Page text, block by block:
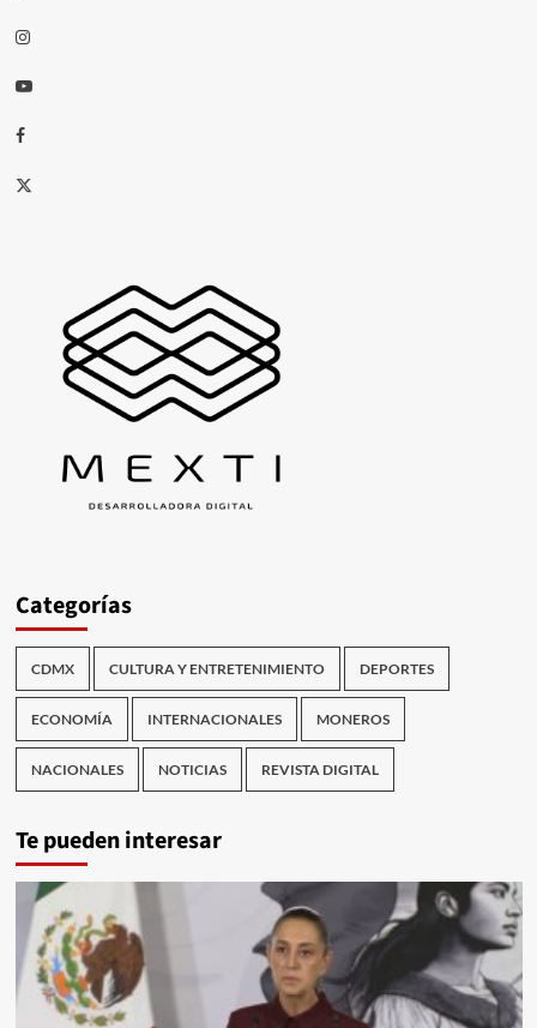
Instagram
Youtube
Facebook
X
Categorías
CDMX CULTURA Y ENTRETENIMIENTO DEPORTES
ECONOMÍA INTERNACIONALES MONEROS
NACIONALES NOTICIAS REVISTA DIGITAL
Te pueden interesar